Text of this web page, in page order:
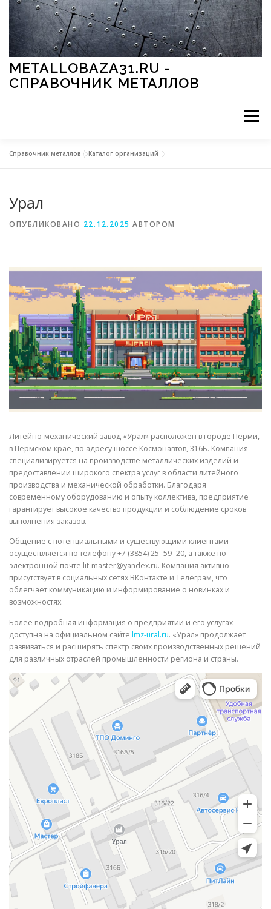
Перейти к содержимому
METALLOBAZA31.RU -
СПРАВОЧНИК МЕТАЛЛОВ
Меню
МЕТАЛЛЫ И ОКРУЖАЮЩАЯ СРЕДА
СВОЙСТВА МЕТАЛЛОВ СОРТА МЕТАЛЛОВ
СТАТЬИ
Справочник металлов »Каталог организаций
Урал
ОПУБЛИКОВАНО 22.12.2025 АВТОРОМ
Литейно-механический завод «Урал» расположен в городе Перми,
в Пермском крае, по адресу шоссе Космонавтов, 316Б. Компания
специализируется на производстве металлических изделий и
предоставлении широкого спектра услуг в области литейного
производства и механической обработки. Благодаря
современному оборудованию и опыту коллектива, предприятие
гарантирует высокое качество продукции и соблюдение сроков
выполнения заказов.
Общение с потенциальными и существующими клиентами
осуществляется по телефону +7 (3854) 25‒59‒20, а также по
электронной почте lit-master@yandex.ru. Компания активно
присутствует в социальных сетях ВКонтакте и Телеграм, что
облегчает коммуникацию и информирование о новинках и
возможностях.
Более подробная информация о предприятии и его услугах
доступна на официальном сайте lmz-ural.ru. «Урал» продолжает
развиваться и расширять спектр своих производственных решений
для различных отраслей промышленности региона и страны.